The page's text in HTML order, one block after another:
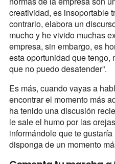
creatividad, es insoportable
contrario, elabora un
mucho y he vivido muchas
empresa, sin embargo, es
esta oportunidad que tengo,
que no puedo desatender”.
Es más, cuando vayas a
encontrar el momento más
ha tenido una discusión
le sale el humo por las
informándole que te
disponga de un momento